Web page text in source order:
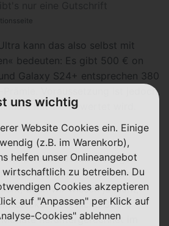
kann das also selbst mit
bedeuten: Es gibt 500 € on
Galaxy S24+ entsprechen 380
Voraussetzung ist jedoch,
mit 1 € bewertet wird.
berücksichtigen
Vodafone Tauschbonus
denn wir wissen ja nicht,
oder nicht. 380 €
heruntergerechnet im
uns wichtig
Website Cookies ein. Einige
(z.B. im Warenkorb),
helfen unser Onlineangebot
wirtschaftlich zu betreiben. Du
Cookies akzeptieren
auf "Anpassen" per Klick auf
Cookies" ablehnen